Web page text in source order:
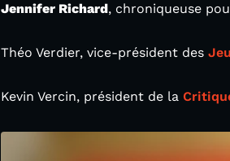
Jennifer Richard, chroniqueuse
Théo Verdier, vice-président des
Kevin Vercin, président de la